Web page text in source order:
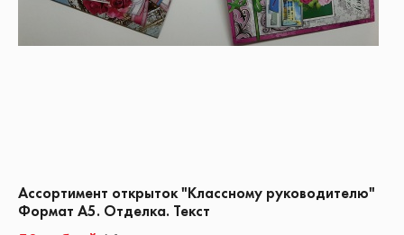
Ассортимент открыток "Классному руководителю"
Формат А5. Отделка. Текст